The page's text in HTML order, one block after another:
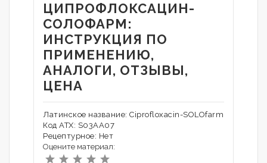
ЦИПРОФЛОКСАЦИН-
СОЛОФАРМ:
ИНСТРУКЦИЯ ПО
ПРИМЕНЕНИЮ,
АНАЛОГИ, ОТЗЫВЫ,
ЦЕНА
Латинское название: Ciprofloxacin-SOLOfarm
Код АТХ: S03AA07
Рецептурное: Нет
Оцените материал: